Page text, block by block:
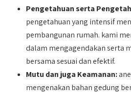
Pengetahuan serta
pengetahuan yang intensif
pembangunan rumah. kami
dalam mengagendakan serta
bersama sesuai dan efektif.
Mutu dan juga Keamanan:
mengenakan bahan gedung